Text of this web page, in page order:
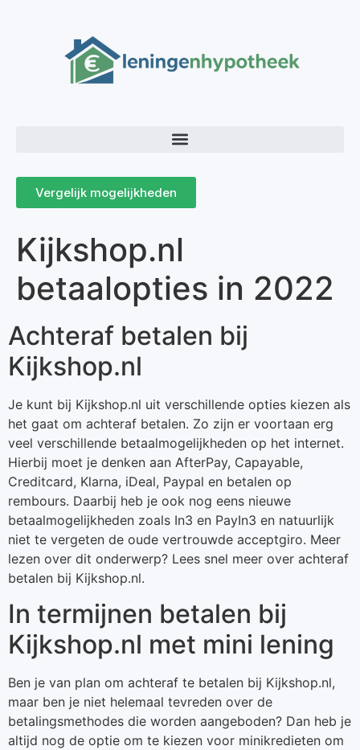
Vergelijk mogelijkheden
Kijkshop.nl
betaalopties in 2022
Achteraf betalen bij
Kijkshop.nl
Je kunt bij Kijkshop.nl uit verschillende opties kiezen als
het gaat om achteraf betalen. Zo zijn er voortaan erg
veel verschillende betaalmogelijkheden op het internet.
Hierbij moet je denken aan AfterPay, Capayable,
Creditcard, Klarna, iDeal, Paypal en betalen op
rembours. Daarbij heb je ook nog eens nieuwe
betaalmogelijkheden zoals In3 en PayIn3 en natuurlijk
niet te vergeten de oude vertrouwde acceptgiro. Meer
lezen over dit onderwerp? Lees snel meer over achteraf
betalen bij Kijkshop.nl.
In termijnen betalen bij
Kijkshop.nl met mini lening
Ben je van plan om achteraf te betalen bij Kijkshop.nl,
maar ben je niet helemaal tevreden over de
betalingsmethodes die worden aangeboden? Dan heb je
altijd nog de optie om te kiezen voor minikredieten om